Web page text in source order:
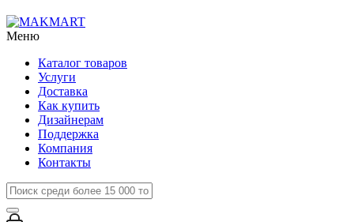
Меню
Каталог товаров
Услуги
Доставка
Как купить
Дизайнерам
Поддержка
Компания
Контакты